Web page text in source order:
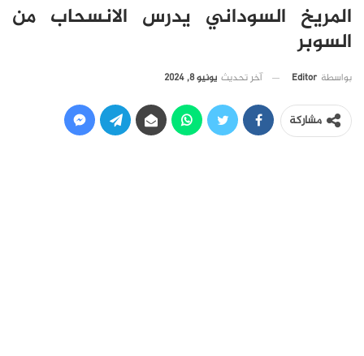
المريخ السوداني يدرس الانسحاب من
السوبر
بواسطة Editor آخر تحديث يونيو 8, 2024
مشاركة